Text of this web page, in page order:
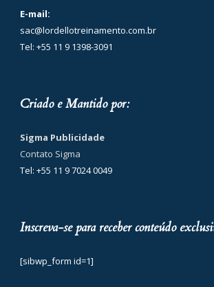
E-mail:
sac@lordellotreinamento.com.br
Tel: +55 11 9 1398-3091
Criado e Mantido por:
Sigma Publicidade
Contato Sigma
Tel: +55 11 9 7024 0049
Inscreva-se para receber conteúdo
[sibwp_form id=1]